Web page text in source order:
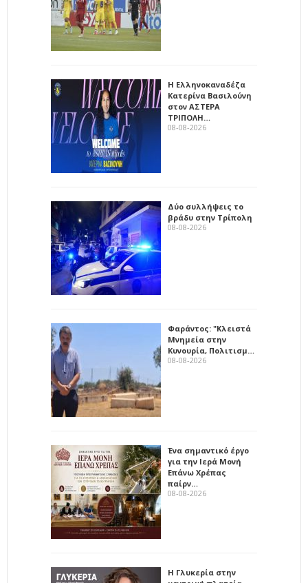
Η Ελληνοκαναδέζα
Κατερίνα Βασιλούνη
στον ΑΣΤΕΡΑ
ΤΡΙΠΟΛΗ…
08-08-2026
Δύο συλλήψεις το
βράδυ στην Τρίπολη
08-08-2026
Φαράντος: "Κλειστά
Μνημεία στην
Κυνουρία, Πολιτισμ…
08-08-2026
Ένα σημαντικό έργο
για την Ιερά Μονή
Επάνω Χρέπας
παίρν…
08-08-2026
Η Γλυκερία στην